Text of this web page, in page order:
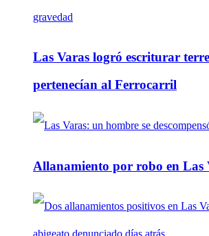
Las Varas logró escriturar
pertenecían al Ferrocarril
Allanamiento por robo en Las